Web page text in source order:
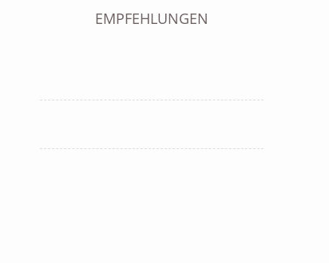
EMPFEHLUNGEN